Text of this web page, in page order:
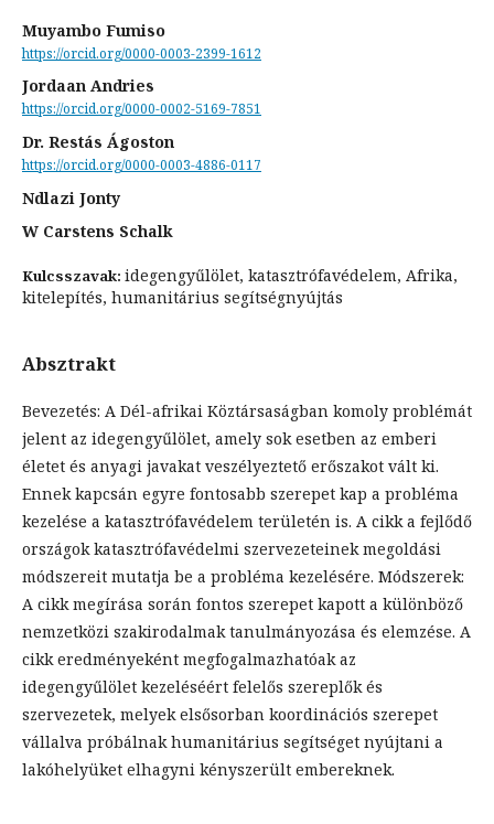
Muyambo Fumiso
https://orcid.org/0000-0003-2399-1612
Jordaan Andries
https://orcid.org/0000-0002-5169-7851
Dr. Restás Ágoston
https://orcid.org/0000-0003-4886-0117
Ndlazi Jonty
W Carstens Schalk
Kulcsszavak: idegengyűlölet, katasztrófavédelem, Afrika,
kitelepítés, humanitárius segítségnyújtás
Absztrakt
Bevezetés: A Dél-afrikai Köztársaságban komoly problémát
jelent az idegengyűlölet, amely sok esetben az emberi
életet és anyagi javakat veszélyeztető erőszakot vált ki.
Ennek kapcsán egyre fontosabb szerepet kap a probléma
kezelése a katasztrófavédelem területén is. A cikk a fejlődő
országok katasztrófavédelmi szervezeteinek megoldási
módszereit mutatja be a probléma kezelésére. Módszerek:
A cikk megírása során fontos szerepet kapott a különböző
nemzetközi szakirodalmak tanulmányozása és elemzése. A
cikk eredményeként megfogalmazhatóak az
idegengyűlölet kezeléséért felelős szereplők és
szervezetek, melyek elsősorban koordinációs szerepet
vállalva próbálnak humanitárius segítséget nyújtani a
lakóhelyüket elhagyni kényszerült embereknek.